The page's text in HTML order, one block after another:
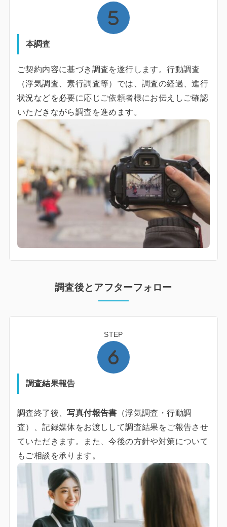
本調査
ご契約内容に基づき調査を遂行します。行動調査
（浮気調査、素行調査等）では、調査の経過、進行
状況などを必要に応じご依頼者様にお伝えしご確認
いただきながら調査を進めます。
調査後とアフターフォロー
STEP
調査結果報告
調査終了後、写真付報告書 （浮気調査・行動調
査）、記録媒体をお渡しして調査結果をご報告させ
ていただきます。また、今後の方針や対策について
もご相談を承ります。